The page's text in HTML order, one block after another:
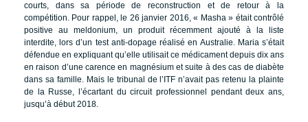
courts, dans sa période de reconstruction et de retour à la
compétition. Pour rappel, le 26 janvier 2016, « Masha » était contrôlé
positive au meldonium, un produit récemment ajouté à la liste
interdite, lors d’un test anti-dopage réalisé en Australie. Maria s’était
défendue en expliquant qu’elle utilisait ce médicament depuis dix ans
en raison d’une carence en magnésium et suite à des cas de diabète
dans sa famille. Mais le tribunal de l’ITF n’avait pas retenu la plainte
de la Russe, l’écartant du circuit professionnel pendant deux ans,
jusqu’à début 2018.